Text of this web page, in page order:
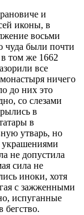
и
иконы, в
восьми
чуда были почти
том же 1662
все
ничего
до них это
со слезами
в
в
утварь, но
украшениями
не допустила
сила не
иноки, хотя
с зажженными
испуганные